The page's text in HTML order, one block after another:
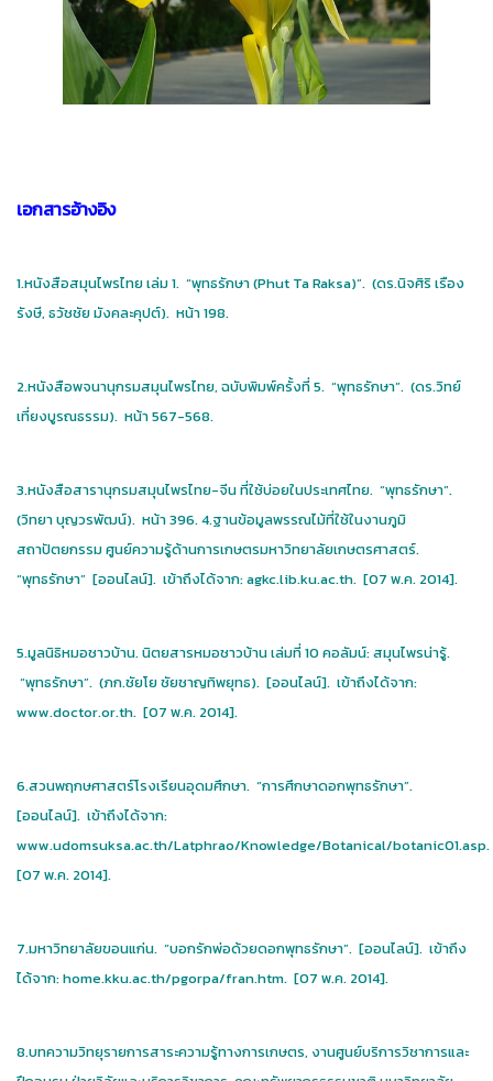
เอกสารอ้างอิง
1.หนังสือสมุนไพรไทย เล่ม 1. “พุทธรักษา (Phut Ta Raksa)”. (ดร.นิจศิริ เรือง
รังษี, ธวัชชัย มังคละคุปต์). หน้า 198.
2.หนังสือพจนานุกรมสมุนไพรไทย, ฉบับพิมพ์ครั้งที่ 5. “พุทธรักษา”. (ดร.วิทย์
เที่ยงบูรณธรรม). หน้า 567-568.
3.หนังสือสารานุกรมสมุนไพรไทย-จีน ที่ใช้บ่อยในประเทศไทย. “พุทธรักษา”.
(วิทยา บุญวรพัฒน์). หน้า 396. 4.ฐานข้อมูลพรรณไม้ที่ใช้ในงานภูมิ
สถาปัตยกรรม ศูนย์ความรู้ด้านการเกษตรมหาวิทยาลัยเกษตรศาสตร์.
“พุทธรักษา” [ออนไลน์]. เข้าถึงได้จาก: agkc.lib.ku.ac.th. [07 พ.ค. 2014].
5.มูลนิธิหมอชาวบ้าน. นิตยสารหมอชาวบ้าน เล่มที่ 10 คอลัมน์: สมุนไพรน่ารู้.
“พุทธรักษา”. (ภก.ชัยโย ชัยชาญทิพยุทธ). [ออนไลน์]. เข้าถึงได้จาก:
www.doctor.or.th. [07 พ.ค. 2014].
6.สวนพฤกษศาสตร์โรงเรียนอุดมศึกษา. “การศึกษาดอกพุทธรักษา”.
[ออนไลน์]. เข้าถึงได้จาก:
www.udomsuksa.ac.th/Latphrao/Knowledge/Botanical/botanic01.asp.
[07 พ.ค. 2014].
7.มหาวิทยาลัยขอนแก่น. “บอกรักพ่อด้วยดอกพุทธรักษา”. [ออนไลน์]. เข้าถึง
ได้จาก: home.kku.ac.th/pgorpa/fran.htm. [07 พ.ค. 2014].
8.บทความวิทยุรายการสาระความรู้ทางการเกษตร, งานศูนย์บริการวิชาการและ